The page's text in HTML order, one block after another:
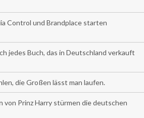
Control und Brandplace starten
jedes Buch, das in Deutschland verkauft
die Großen lässt man laufen.
von Prinz Harry stürmen die deutschen